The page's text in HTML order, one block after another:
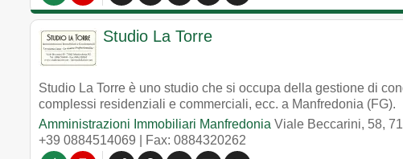
Studio La Torre
Studio La Torre è uno studio che si occupa della gestione di
complessi residenziali e commerciali, ecc. a Manfredonia (FG).
Amministrazioni Immobiliari Manfredonia Viale Beccarini, 58,
+39 0884514069 | Fax: 0884320262